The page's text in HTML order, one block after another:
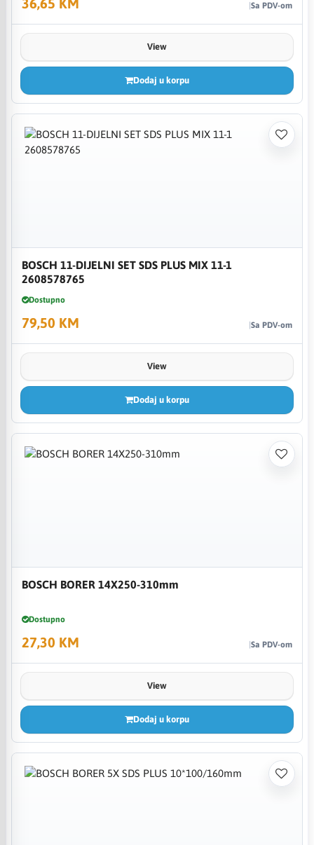
Sa PDV-om
View
Dodaj u korpu
BOSCH 11-DIJELNI SET SDS PLUS MIX 11-1
2608578765
Dostupno
79,50 KM Sa PDV-om
View
Dodaj u korpu
BOSCH BORER 14X250-310mm
Dostupno
27,30 KM Sa PDV-om
View
Dodaj u korpu